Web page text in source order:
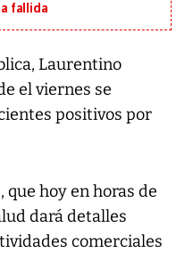
fallida
Laurentino
el viernes se
positivos por
hoy en horas de
dará detalles
comerciales